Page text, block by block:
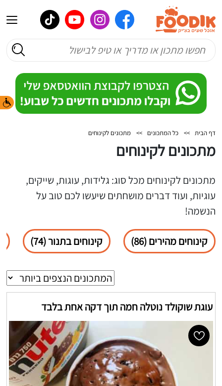
דף הבית >> כל המתכונים >> מתכונים לקינוחים
מתכונים לקינוחים
מתכונים לקינוחים מכל סוג: גלידות, עוגות, שייקים,
עוגיות, ועוד דברים מושחתים שיעשו לכם טוב על
הנשמה!
קינוחים מהירים (86) קינוחים בתנור (74)
עוגת שוקולד נוטלה חמה תוך דקה אחת בלבד